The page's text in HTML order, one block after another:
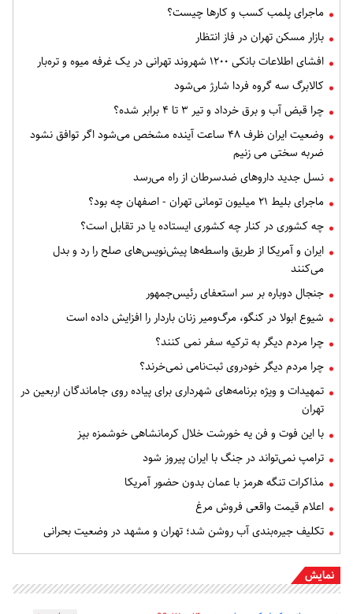
ماجرای پلمب کسب و کارها چیست؟
بازار مسکن تهران در فاز انتظار
افشای اطلاعات بانکی ۱۲۰۰ شهروند تهرانی در یک غرفه میوه و تره‌بار
کالابرگ سه گروه فردا شارژ می‌شود
چرا قبض آب و برق خرداد و تیر ۳ تا ۴ برابر شده؟
وضعیت ایران ظرف ۴۸ ساعت آینده مشخص می‌شود اگر توافق نشود
ضربه سختی می زنیم
نسل جدید داروهای ضدسرطان از راه می‌رسد
ماجرای بلیط ۲۱ میلیون تومانی تهران - اصفهان چه بود؟
چه کشوری در کنار چه کشوری ایستاده یا در تقابل است؟
ایران و آمریکا از طریق واسطه‌ها پیش‌نویس‌های صلح را رد و بدل
می‌کنند
جنجال دوباره بر سر استعفای رئیس‌جمهور
شیوع ابولا در کنگو، مرگ‌ومیر زنان باردار را افزایش داده است
چرا مردم دیگر به ترکیه سفر نمی کنند؟
چرا مردم دیگر خودروی ثبت‌نامی نمی‌خرند؟
تمهیدات و ویژه برنامه‌های شهرداری برای پیاده روی جاماندگان اربعین در
تهران
با این فوت و فن یه خورشت خلال کرمانشاهی خوشمزه بپز
ترامپ نمی‌تواند در جنگ با ایران پیروز شود
مذاکرات تنگه هرمز با عمان بدون حضور آمریکا
اعلام قیمت واقعی فروش مرغ
تکلیف جیره‌بندی آب روشن شد؛ تهران و مشهد در وضعیت بحرانی
نمایش